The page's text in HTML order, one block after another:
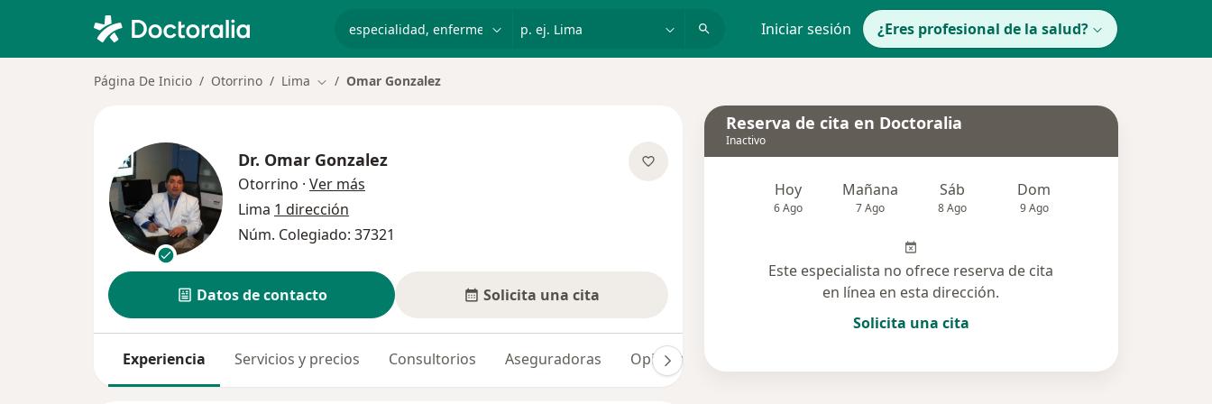
Iniciar sesión ¿Eres profesional de la salud?
Página De Inicio Otorrino Lima Cambiar de ciudad
Omar Gonzalez
Dr. Omar Gonzalez
Otorrino · Ver más
Lima 1 dirección
Núm. Colegiado: 37321
Datos de contacto Solicita una cita
Experiencia Servicios y precios Consultorios Aseguradoras Opiniones
Reserva de cita en Doctoralia
Inactivo
Hoy
6 Ago
Mañana
7 Ago
Sáb
8 Ago
Dom
9 Ago
Este especialista no ofrece reserva de cita
en línea en esta dirección.
Solicita una cita